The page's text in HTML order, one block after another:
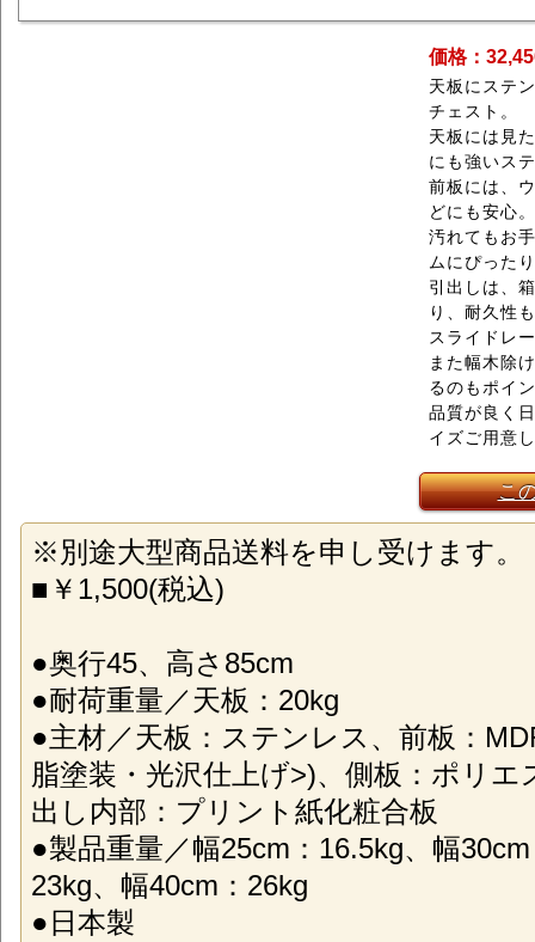
価格：
天板にステ
チェスト。
天板には見
にも強いス
前板には、
どにも安心。
汚れてもお
ムにぴった
引出しは、
り、耐久性
スライドレ
また幅木除
るのもポイ
品質が良く
イズご用意
こ
※別途大型商品送料を申し受けます。
■￥1,500(税込)
●奥行45、高さ85cm
●耐荷重量／天板：20kg
●主材／天板：ステンレス、前板：
脂塗装・光沢仕上げ>)、側板：ポリエ
出し内部：プリント紙化粧合板
●製品重量／幅25cm：16.5kg、幅
23kg、幅40cm：26kg
●日本製